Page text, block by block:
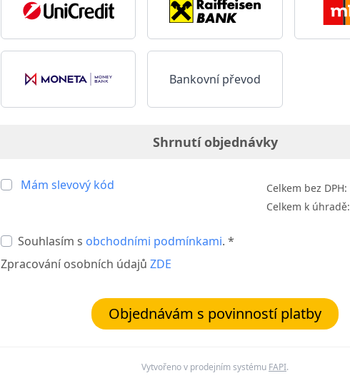
Bankovní převod
Shrnutí objednávky
Mám slevový kód Celkem bez DPH:
Celkem k úhradě:
Souhlasím s obchodními podmínkami. *
Zpracování osobních údajů ZDE
Objednávám s povinností platby
Vytvořeno v prodejním systému FAPI.